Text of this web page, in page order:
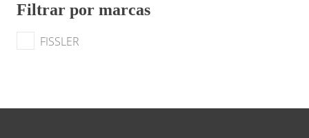
Filtrar por marcas
FISSLER